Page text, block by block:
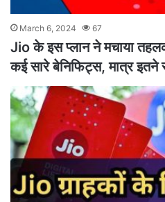
March 6, 2024 67
Jio के इस प्लान ने मचाया
कई सारे बेनिफिट्स, मात्र